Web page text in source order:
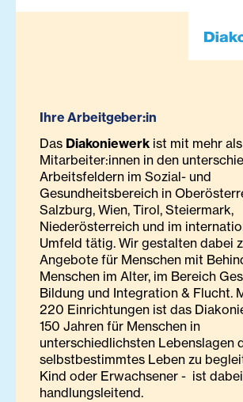
Ihre Arbeitgeber:in
Das Diakoniewerk ist mit mehr
Mitarbeiter:innen in den
Arbeitsfeldern im Sozial- und
Gesundheitsbereich in
Salzburg, Wien, Tirol, Steiermark,
Niederösterreich und im
Umfeld tätig. Wir gestalten dabei
Angebote für Menschen mit
Menschen im Alter, im Bereich
Bildung und Integration & Flucht.
220 Einrichtungen ist das
150 Jahren für Menschen in
unterschiedlichsten Lebenslagen
selbstbestimmtes Leben zu
Kind oder Erwachsener - ist dabei
handlungsleitend.